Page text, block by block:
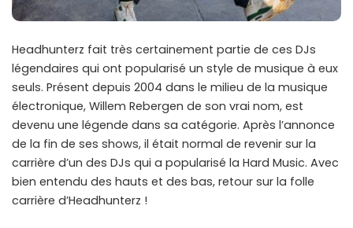
Headhunterz fait très certainement partie de ces DJs
légendaires qui ont popularisé un style de musique à eux
seuls. Présent depuis 2004 dans le milieu de la musique
électronique, Willem Rebergen de son vrai nom, est
devenu une légende dans sa catégorie. Après l’annonce
de la fin de ses shows, il était normal de revenir sur la
carrière d’un des DJs qui a popularisé la Hard Music. Avec
bien entendu des hauts et des bas, retour sur la folle
carrière d’Headhunterz !